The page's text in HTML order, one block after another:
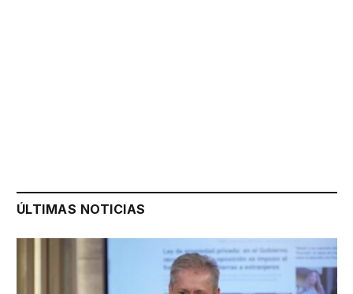
ÚLTIMAS NOTICIAS